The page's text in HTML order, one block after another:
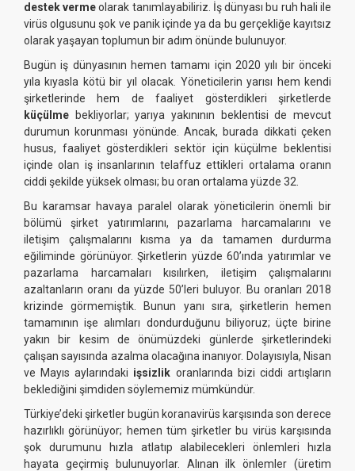
destek vermeolarak tanımlayabiliriz. İş dünyası bu ruh hali ile
virüs olgusunu şok ve panik içinde ya da bu gerçekliğe kayıtsız
olarak yaşayan toplumun bir adım önünde bulunuyor.
Bugün iş dünyasının hemen tamamı için 2020 yılı bir önceki
yıla kıyasla kötü bir yıl olacak. Yöneticilerin yarısı hem kendi
şirketlerinde hem de faaliyet gösterdikleri şirketlerde
küçülme bekliyorlar; yarıya yakınının beklentisi de mevcut
durumun korunması yönünde. Ancak, burada dikkati çeken
husus, faaliyet gösterdikleri sektör için küçülme beklentisi
içinde olan iş insanlarının telaffuz ettikleri ortalama oranın
ciddi şekilde yüksek olması; bu oran ortalama yüzde 32.
Bu karamsar havaya paralel olarak yöneticilerin önemli bir
bölümü şirket yatırımlarını, pazarlama harcamalarını ve
iletişim çalışmalarını kısma ya da tamamen durdurma
eğiliminde görünüyor. Şirketlerin yüzde 60’ında yatırımlar ve
pazarlama harcamaları kısılırken, iletişim çalışmalarını
azaltanların oranı da yüzde 50’leri buluyor. Bu oranları 2018
krizinde görmemiştik. Bunun yanı sıra, şirketlerin hemen
tamamının işe alımları dondurduğunu biliyoruz; üçte birine
yakın bir kesim de önümüzdeki günlerde şirketlerindeki
çalışan sayısında azalma olacağına inanıyor. Dolayısıyla, Nisan
ve Mayıs aylarındaki işsizlik oranlarında bizi ciddi artışların
beklediğini şimdiden söylememiz mümkündür.
Türkiye’deki şirketler bugün koranavirüs karşısında son derece
hazırlıklı görünüyor; hemen tüm şirketler bu virüs karşısında
şok durumunu hızla atlatıp alabilecekleri önlemleri hızla
hayata geçirmiş bulunuyorlar. Alınan ilk önlemler (üretim